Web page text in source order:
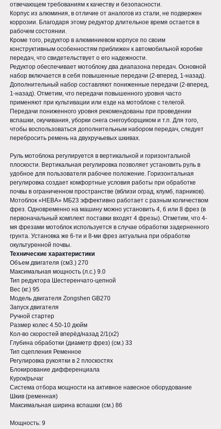
отвечающем требованиям к качеству и безопасности.
Корпус из алюминия, в отличие от аналогов из стали, не подвержен
коррозии. Благодаря этому редуктор длительное время остается в
рабочем состоянии.
Кроме того, редуктор в алюминиевом корпусе по своим
конструктивным особенностям приближен к автомобильной коробке
передач, что свидетельствует о его надежности.
Редуктор обеспечивает мотоблоку два диапазона передач. Основной
набор включается в себя повышенные передачи (2-вперед, 1-назад).
Дополнительный набор составляют пониженные передачи (2-вперед,
1-назад). Отметим, что передачи повышенного уровня часто
применяют при культивации или езде на мотоблоке с телегой.
Передачи пониженного уровня рекомендованы при проведении
вспашки, окучивания, уборки снега снегоуборщиком и т.п. Для того,
чтобы воспользоваться дополнительным набором передач, следует
перебросить ремень на двухручьевых шкивах.
Руль мотоблока регулируется в вертикальной и горизонтальной
плоскости. Вертикальная регулировка позволяет установить руль в
удобное для пользователя рабочее положение. Горизонтальная
регулировка создает комфортные условия работы при обработке
почвы в ограниченном пространстве (вблизи оград, клумб, парников).
Мотоблок «НЕВА» МБ23 эффективно работает с разным количеством
фрез. Одновременно на машину можно установить 4, 6 или 8 фрез (в
первоначальный комплект поставки входят 4 фрезы). Отметим, что 4-
мя фрезами мотоблок используется в случае обработки задерненного
грунта. Установка же 6-ти и 8-ми фрез актуальна при обработке
окультуренной почвы.
Технические характеристики
Объем двигателя (см3.) 270
Максимальная мощность (л.с.) 9.0
Тип редуктора Шестеренчато-цепной
Вес (кг.) 95
Модель двигателя Zongshen GB270
Запуск двигателя
Ручной стартер
Размер колес 4.50-10 дюйм
Кол-во скоростей вперёд/назад 2/1(х2)
Глубина обработки (диаметр фрез) (см.) 33
Тип сцепления Ременное
Регулировка рукоятки в 2 плоскостях
Блокирование дифференциала
Курок/рычаг
Система отбора мощности на активное навесное оборудование
Шкив (ременная)
Максимальная ширина вспашки (см.) 86
Мощность: 9
Общество с ограниченной
ответственностью
«КомплектСервис»
Юр. адрес: 675000, Амурская обл., г.
Благовещенск, ул. Красноармейская, 138
ОГРН: 1082801002173
ОКПО: 85108733 ОКВЭД: 51.4
+7 965 671-26-00
+7 4162 31-26-00
MAX
Пн-Пт: 9:00-18:00 / Сб-Вс: выходной